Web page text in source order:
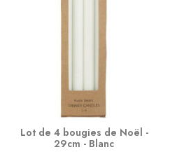
Lot de 4 bougies de Noël -
29cm - Blanc